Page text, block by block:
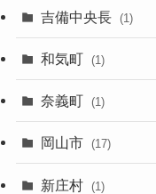
吉備中央長 (1)
和気町 (1)
奈義町 (1)
岡山市 (17)
(14)
新庄村 (1)